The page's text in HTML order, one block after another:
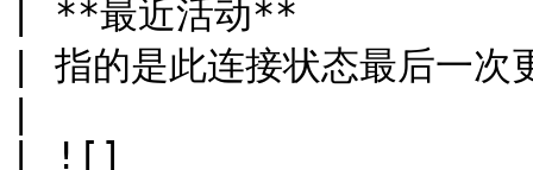
| **最近活动**
| 指的是此连接状态最后一次
| ![]